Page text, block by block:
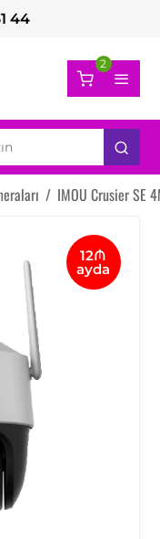
44
2
/ IMOU Crusier SE
12₼
ayda